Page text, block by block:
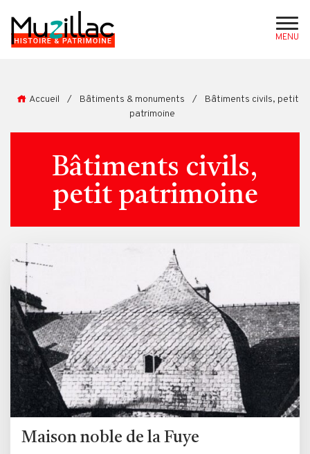
MENU
Accueil / Bâtiments & monuments /
Bâtiments civils, petit
patrimoine
Bâtiments civils,
petit patrimoine
Maison noble de la Fuye